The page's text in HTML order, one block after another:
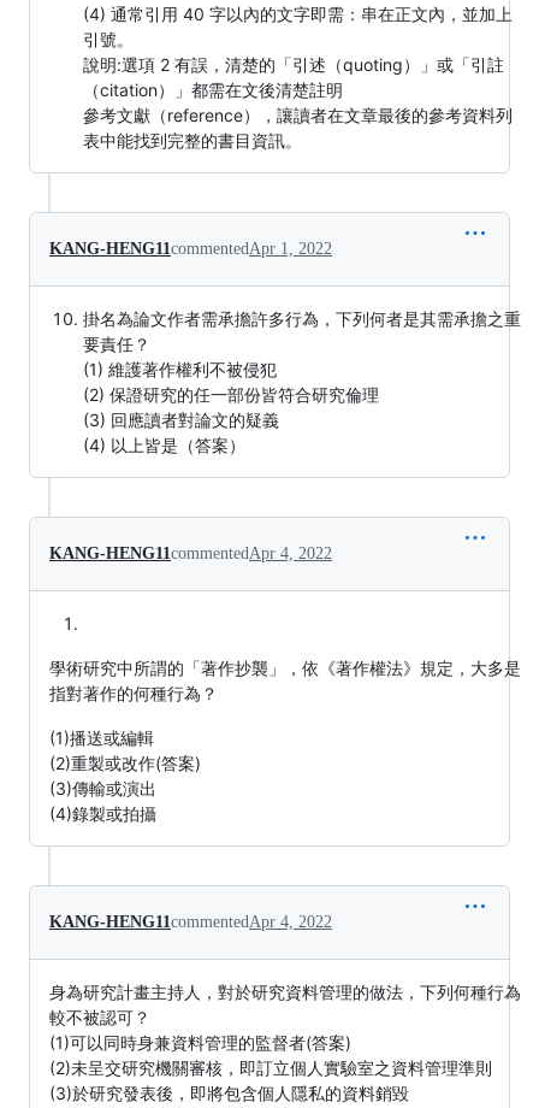
(4) 通常引用 40 字以內的文字即需：串在正文內，並加上
引號。
說明:選項 2 有誤，清楚的「引述（quoting）」或「引註
（citation）」都需在文後清楚註明
參考文獻（reference），讓讀者在文章最後的參考資料列
表中能找到完整的書目資訊。
KANG-HENG11 commented Apr 1, 2022
掛名為論文作者需承擔許多行為，下列何者是其需承擔之重
要責任？
(1) 維護著作權利不被侵犯
(2) 保證研究的任一部份皆符合研究倫理
(3) 回應讀者對論文的疑義
(4) 以上皆是（答案）
KANG-HENG11 commented Apr 4, 2022
學術研究中所謂的「著作抄襲」，依《著作權法》規定，大多是
指對著作的何種行為？
(1)播送或編輯
(2)重製或改作(答案)
(3)傳輸或演出
(4)錄製或拍攝
KANG-HENG11 commented Apr 4, 2022
身為研究計畫主持人，對於研究資料管理的做法，下列何種行為
較不被認可？
(1)可以同時身兼資料管理的監督者(答案)
(2)未呈交研究機關審核，即訂立個人實驗室之資料管理準則
(3)於研究發表後，即將包含個人隱私的資料銷毀